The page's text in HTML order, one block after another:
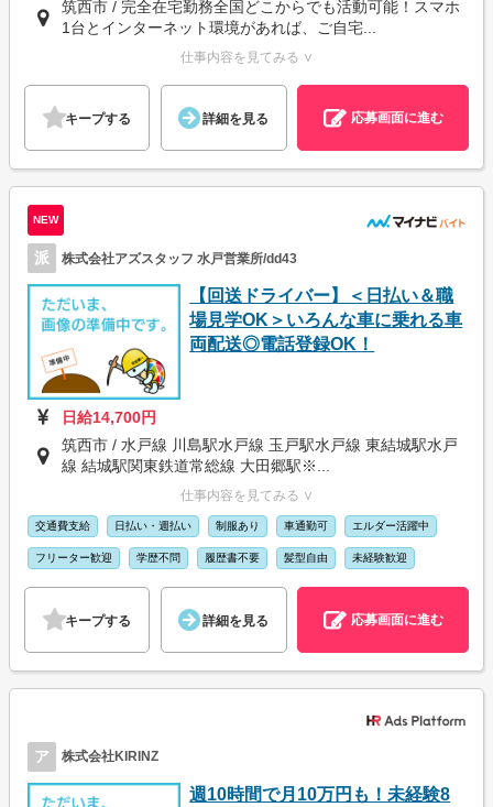
筑西市 / 完全在宅勤務全国どこからでも活動可能！スマホ
1台とインターネット環境があれば、ご自宅...
仕事内容を見てみる ∨
キープする 詳細を見る 応募画面に進む
NEW
派 株式会社アズスタッフ 水戸営業所/dd43
【回送ドライバー】＜日払い＆職
場見学OK＞いろんな車に乗れる車
両配送◎電話登録OK！
日給14,700円
筑西市 / 水戸線 川島駅水戸線 玉戸駅水戸線 東結城駅水戸
線 結城駅関東鉄道常総線 大田郷駅※...
仕事内容を見てみる ∨
交通費支給 日払い・週払い 制服あり 車通勤可 エルダー活躍中
フリーター歓迎 学歴不問 履歴書不要 髪型自由 未経験歓迎
キープする 詳細を見る 応募画面に進む
ア 株式会社KIRINZ
週10時間で月10万円も！未経験8